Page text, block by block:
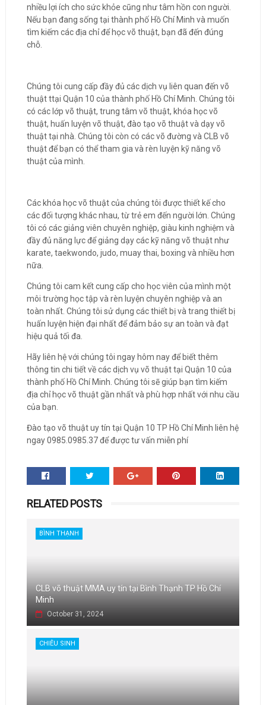
nhiều lợi ích cho sức khỏe cũng như tâm hồn con người.
Nếu bạn đang sống tại thành phố Hồ Chí Minh và muốn
tìm kiếm các địa chỉ để học võ thuật, bạn đã đến đúng
chỗ.
Chúng tôi cung cấp đầy đủ các dịch vụ liên quan đến võ
thuật ttại Quận 10 của thành phố Hồ Chí Minh. Chúng tôi
có các lớp võ thuật, trung tâm võ thuật, khóa học võ
thuật, huấn luyện võ thuật, đào tạo võ thuật và dạy võ
thuật tại nhà. Chúng tôi còn có các võ đường và CLB võ
thuật để bạn có thể tham gia và rèn luyện kỹ năng võ
thuật của mình.
Các khóa học võ thuật của chúng tôi được thiết kế cho
các đối tượng khác nhau, từ trẻ em đến người lớn. Chúng
tôi có các giảng viên chuyên nghiệp, giàu kinh nghiệm và
đầy đủ năng lực để giảng dạy các kỹ năng võ thuật như
karate, taekwondo, judo, muay thai, boxing và nhiều hơn
nữa.
Chúng tôi cam kết cung cấp cho học viên của mình một
môi trường học tập và rèn luyện chuyên nghiệp và an
toàn nhất. Chúng tôi sử dụng các thiết bị và trang thiết bị
huấn luyện hiện đại nhất để đảm bảo sự an toàn và đạt
hiệu quả tối đa.
Hãy liên hệ với chúng tôi ngay hôm nay để biết thêm
thông tin chi tiết về các dịch vụ võ thuật tại Quận 10 của
thành phố Hồ Chí Minh. Chúng tôi sẽ giúp bạn tìm kiếm
địa chỉ học võ thuật gần nhất và phù hợp nhất với nhu cầu
của bạn.
Đào tạo võ thuật uy tín tại Quận 10 TP Hồ Chí Minh liên hệ
ngay 0985.0985.37 để được tư vấn miễn phí
RELATED POSTS
BÌNH THẠNH
CLB võ thuật MMA uy tín tại Bình Thạnh TP Hồ Chí
Minh
October 31, 2024
CHIÊU SINH